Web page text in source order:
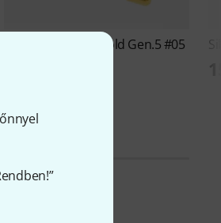
HEXA Gold Gen.5 #05